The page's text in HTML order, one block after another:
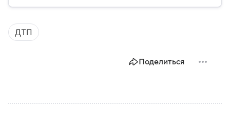
ДТП
Поделиться